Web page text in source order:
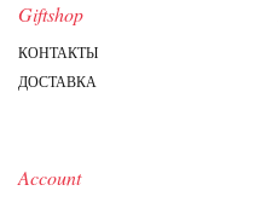
Giftshop
КОНТАКТЫ
ДОСТАВКА
Account